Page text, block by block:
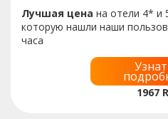
Лучшая цена на отели 4* и
которую нашли наши
часа
1967